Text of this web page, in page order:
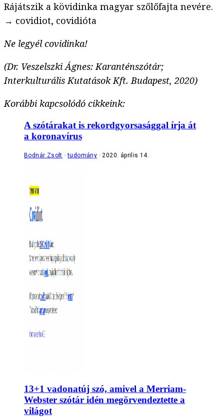
Rájátszik a kövidinka magyar szőlőfajta nevére.
→ covidiot, covidióta
Ne legyél covidinka!
(Dr. Veszelszki Ágnes: Karanténszótár;
Interkulturális Kutatások Kft. Budapest, 2020)
Korábbi kapcsolódó cikkeink:
A szótárakat is rekordgyorsasággal írja át
a koronavírus
Bodnár Zsolt tudomány 2020. április 14.
13+1 vadonatúj szó, amivel a Merriam-
Webster szótár idén megörvendeztette a
világot